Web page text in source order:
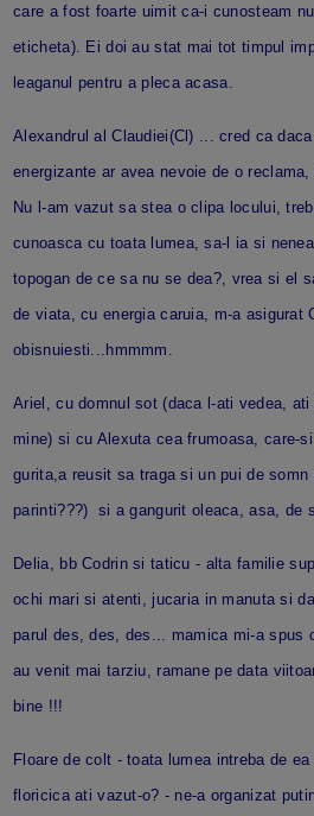
care a fost foarte uimit ca-i cunosteam
eticheta). Ei doi au stat mai tot timpul
leaganul pentru a pleca acasa.
Alexandrul al Claudiei(Cl) ... cred ca
energizante ar avea nevoie de o
Nu l-am vazut sa stea o clipa locului,
cunoasca cu toata lumea, sa-l ia si
topogan de ce sa nu se dea?, vrea si el
de viata, cu energia caruia, m-a asigurat
obisnuiesti...hmmmm.
Ariel, cu domnul sot (daca l-ati vedea,
mine) si cu Alexuta cea frumoasa, care-
gurita,a reusit sa traga si un pui de
parinti???) si a gangurit oleaca, asa, de
Delia, bb Codrin si taticu - alta familie
ochi mari si atenti, jucaria in manuta si
parul des, des, des... mamica mi-a spus
au venit mai tarziu, ramane pe data
bine !!!
Floare de colt - toata lumea intreba de
floricica ati vazut-o? - ne-a organizat